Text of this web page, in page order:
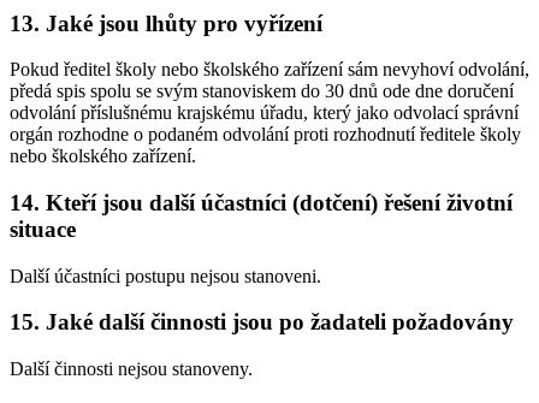
13. Jaké jsou lhůty pro vyřízení
Pokud ředitel školy nebo školského zařízení sám nevyhoví odvolání,
předá spis spolu se svým stanoviskem do 30 dnů ode dne doručení
odvolání příslušnému krajskému úřadu, který jako odvolací správní
orgán rozhodne o podaném odvolání proti rozhodnutí ředitele školy
nebo školského zařízení.
14. Kteří jsou další účastníci (dotčení) řešení životní
situace
Další účastníci postupu nejsou stanoveni.
15. Jaké další činnosti jsou po žadateli požadovány
Další činnosti nejsou stanoveny.